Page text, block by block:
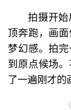
拍摄开
顶奔跑，画
梦幻感。拍
到原点候场
了一遍刚才的